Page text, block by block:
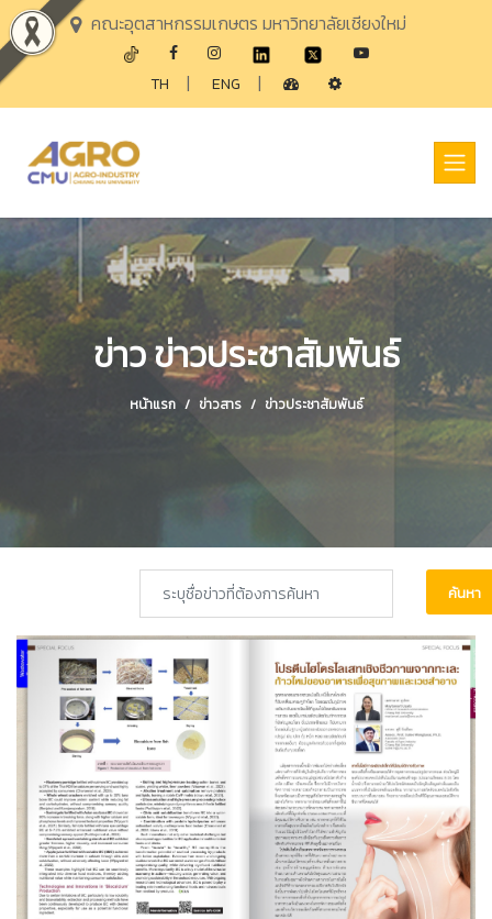
คณะอุตสาหกรรมเกษตร มหาวิทยาลัยเชียงใหม่
TH | ENG |
ข่าว ข่าวประชาสัมพันธ์
หน้าแรก ข่าวสาร ข่าวประชาสัมพันธ์
ค้นหา